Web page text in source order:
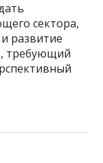
сектора,
развитие
требующий